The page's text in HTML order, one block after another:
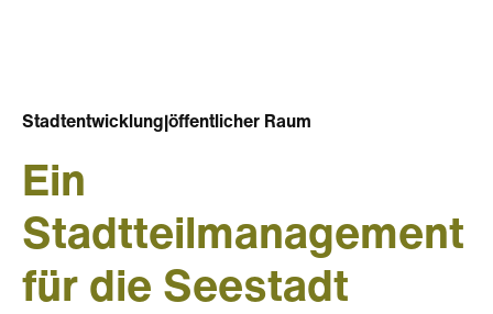
Stadtentwicklung öffentlicher Raum
Ein
Stadtteilmanagement
für die Seestadt